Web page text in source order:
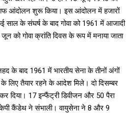
आंदोलन शुरू किया। इस आंदोलन में हजारों
साल के संघर्ष के बाद गोवा को 1961 में आजादी
को गोवा क्रांति दिवस के रूप में मनाया जाता
के बाद 1961 में भारतीय सेना के तीनों अंगों
के लिए तैयार रहने के आदेश मिले। दो दिसम्बर
दिया। 17 इन्फैंट्री डिवीजन और 50 पैरा
कैंडेथ ने संभाली। वायुसेना ने 8 और 9